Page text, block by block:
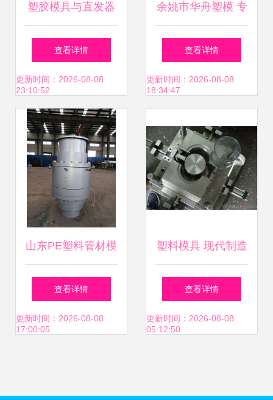
塑胶模具与直发器
手面外壳的生产与
应用
查看详情
更新时间：2026-08-08
23:10:52
余姚市华舟塑模 专
注塑料模具制造的
专业企业
查看详情
更新时间：2026-08-08
18:34:47
山东PE塑料管材模
具 祥浩捷塑料模具
公司的专业制造
查看详情
更新时间：2026-08-08
17:00:05
塑料模具 现代制造
业的核心工具
查看详情
更新时间：2026-08-08
05:12:50